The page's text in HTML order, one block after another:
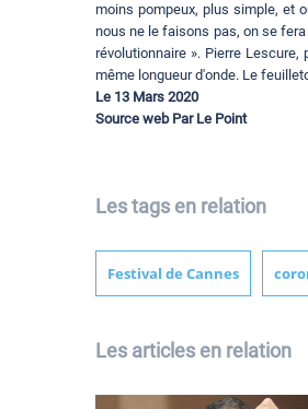
moins pompeux, plus simple, et
nous ne le faisons pas, on se
révolutionnaire ». Pierre
même longueur d'onde. Le
Le 13 Mars 2020
Source web Par Le Point
Les tags en relation
Festival de Cannes
Les articles en relation